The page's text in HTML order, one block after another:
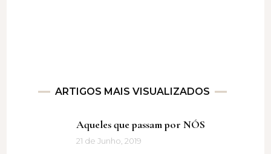
ARTIGOS MAIS VISUALIZADOS
Aqueles que passam por NÓS
21 de Junho, 2019